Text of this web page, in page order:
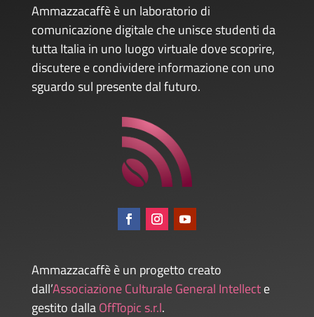
Ammazzacaffè è un laboratorio di
comunicazione digitale che unisce studenti da
tutta Italia in uno luogo virtuale dove scoprire,
discutere e condividere informazione con uno
sguardo sul presente dal futuro.
Ammazzacaffè è un progetto creato
dall’Associazione Culturale General Intellecte
gestito dallaOffTopic s.r.l.